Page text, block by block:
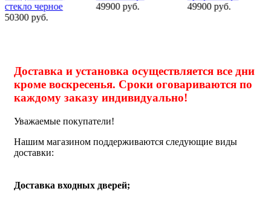
49900 руб. 49900 руб. 48500 руб.
Доставка и установка осуществляется все дни
кроме воскресенья. Сроки оговариваются по
каждому заказу индивидуально!
Уважаемые покупатели!
Нашим магазином поддерживаются следующие виды
доставки:
Доставка входных дверей;